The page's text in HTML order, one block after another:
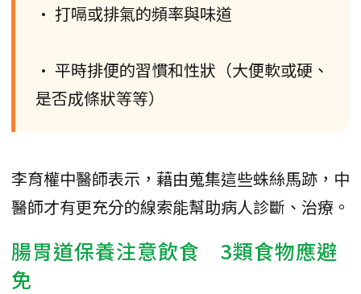
• 打嗝或排氣的頻率與味道
• 平時排便的習慣和性狀（大便軟或硬、
是否成條狀等等）
李育權中醫師表示，藉由蒐集這些蛛絲馬跡，中
醫師才有更充分的線索能幫助病人診斷、治療。
腸胃道保養注意飲食 3類食物應避
免